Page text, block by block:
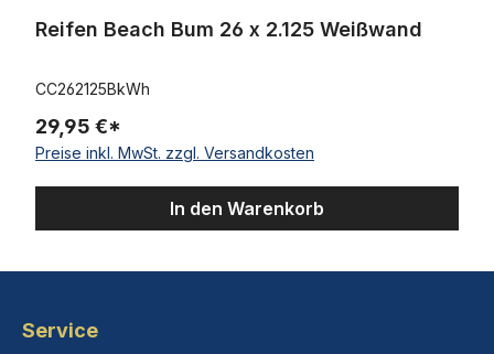
Reifen Beach Bum 26 x 2.125 Weißwand
CC262125BkWh
29,95 €*
Preise inkl. MwSt. zzgl. Versandkosten
In den Warenkorb
Service